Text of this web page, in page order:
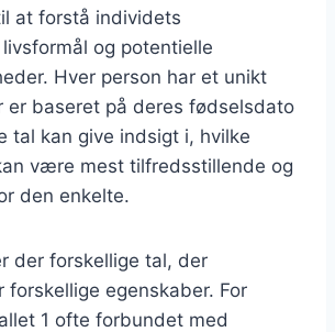
at forstå individets
og potentielle
Hver person har et unikt
baseret på deres fødselsdato
tal kan give indsigt i, hvilke
være mest tilfredsstillende og
den enkelte.
der forskellige tal, der
egenskaber. For
1 ofte forbundet med